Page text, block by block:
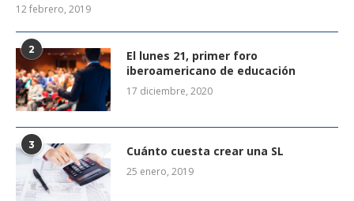
12 febrero, 2019
2
El lunes 21, primer foro
iberoamericano de educación
17 diciembre, 2020
3 Cuánto cuesta crear una SL
25 enero, 2019